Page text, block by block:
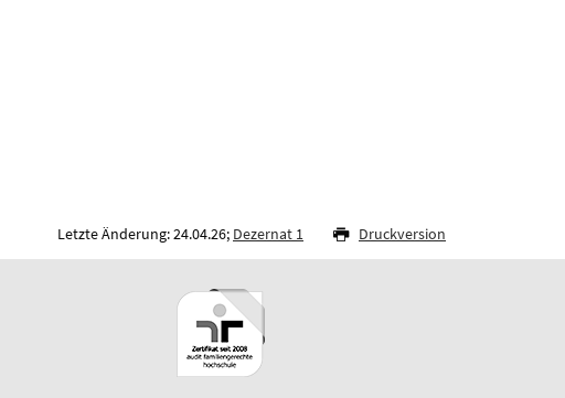
Letzte Änderung: 24.04.26; Dezernat 1 Druckversion